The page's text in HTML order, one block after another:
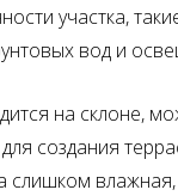
участка,
вод и
на склоне,
создания
слишком